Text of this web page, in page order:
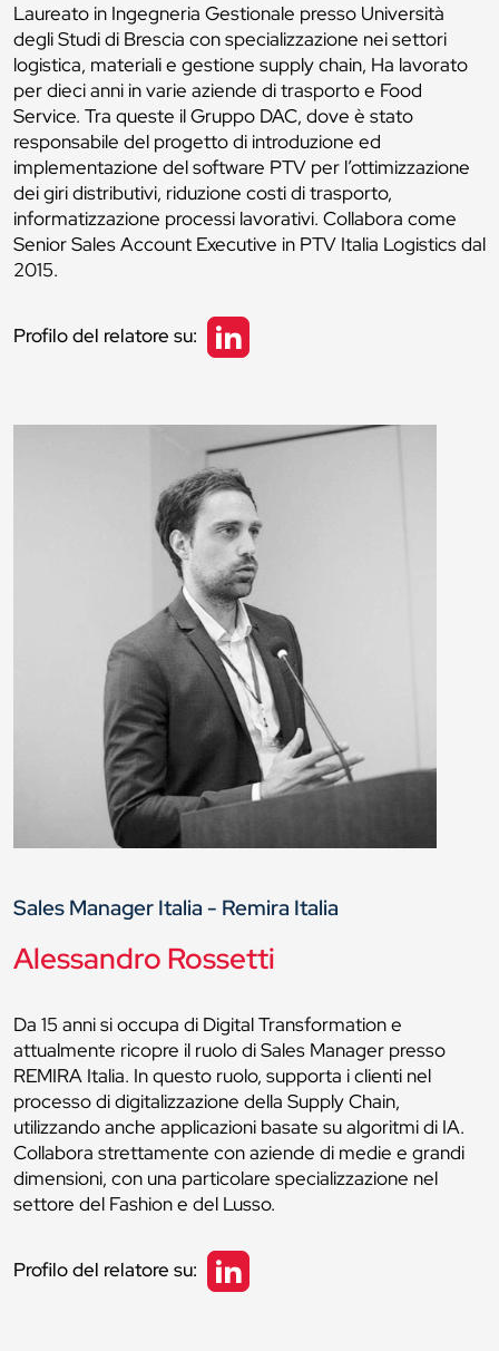
Laureato in Ingegneria Gestionale presso Università
degli Studi di Brescia con specializzazione nei settori
logistica, materiali e gestione supply chain, Ha lavorato
per dieci anni in varie aziende di trasporto e Food
Service. Tra queste il Gruppo DAC, dove è stato
responsabile del progetto di introduzione ed
implementazione del software PTV per l’ottimizzazione
dei giri distributivi, riduzione costi di trasporto,
informatizzazione processi lavorativi. Collabora come
Senior Sales Account Executive in PTV Italia Logistics dal
2015.
Profilo del relatore su:
Sales Manager Italia - Remira Italia
Alessandro Rossetti
Da 15 anni si occupa di Digital Transformation e
attualmente ricopre il ruolo di Sales Manager presso
REMIRA Italia. In questo ruolo, supporta i clienti nel
processo di digitalizzazione della Supply Chain,
utilizzando anche applicazioni basate su algoritmi di IA.
Collabora strettamente con aziende di medie e grandi
dimensioni, con una particolare specializzazione nel
settore del Fashion e del Lusso.
Profilo del relatore su: